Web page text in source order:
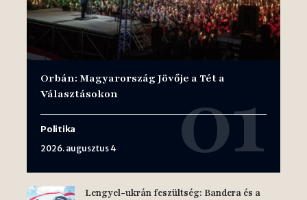
Orbán: Magyarország Jövője a Tét a
Választásokon
Politika
2026. augusztus 4
Lengyel-ukrán feszültség: Bandera és a